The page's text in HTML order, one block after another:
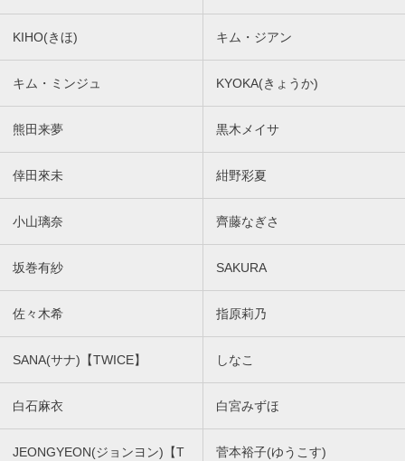
KIHO(きほ) キム・ジアン
キム・ミンジュ KYOKA(きょうか)
熊田来夢 黒木メイサ
倖田來未 紺野彩夏
小山璃奈 齊藤なぎさ
坂巻有紗 SAKURA
佐々木希 指原莉乃
SANA(サナ)【TWICE】 しなこ
白石麻衣 白宮みずほ
JEONGYEON(ジョンヨン)【T
菅本裕子(ゆうこす)